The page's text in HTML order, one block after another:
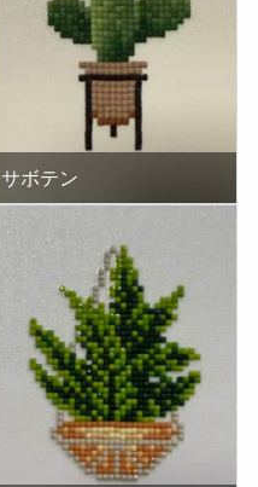
サボテン